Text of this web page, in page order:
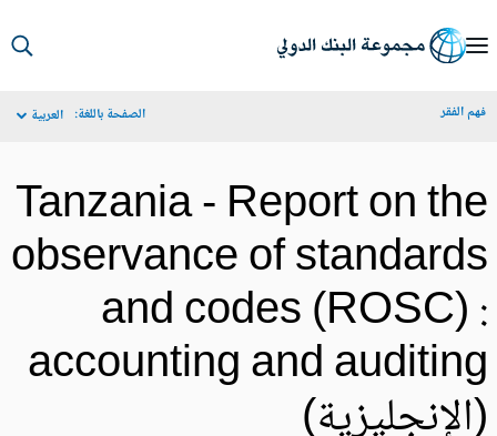
الفقر الصفحة باللغة: العربية
Tanzania - Report on
observance of
and codes
accounting and